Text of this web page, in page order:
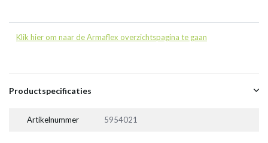
Klik hier om naar de Armaflex overzichtspagina te gaan
Productspecificaties
Artikelnummer 5954021